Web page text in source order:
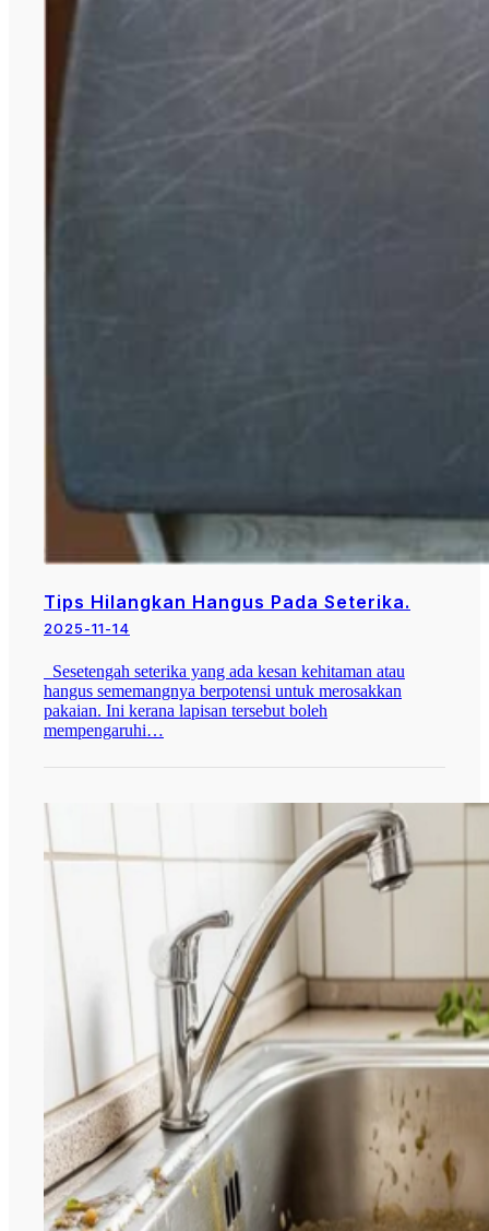
Tips Hilangkan Hangus Pada Seterika.
2025-11-14
Sesetengah seterika yang ada kesan kehitaman atau
hangus sememangnya berpotensi untuk merosakkan
pakaian. Ini kerana lapisan tersebut boleh
mempengaruhi…